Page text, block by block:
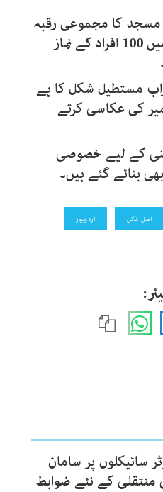
کا مجموعی رقبہ
200 مربع میٹر ہے اس میں 100 افراد کے نماز
مستطیل شکل کا ہے
کی عکاسی کرتے
کے لیے خصوصی
بنائے گئے ہیں۔
اصل شکل اردونیوز
سائیکلوں پر سامان
منتقلی کے نئے ضوابط